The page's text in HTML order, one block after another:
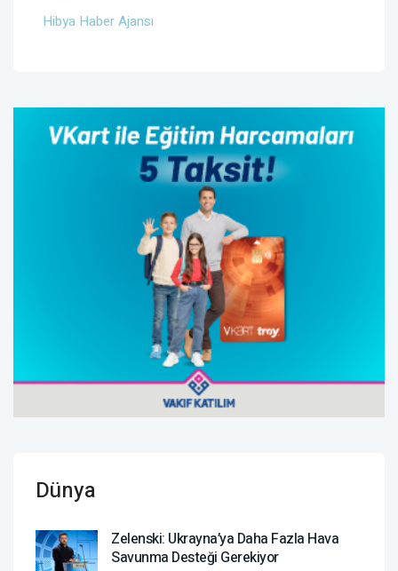
Hibya Haber Ajansı
Dünya
Zelenski: Ukrayna’ya Daha Fazla Hava
Savunma Desteği Gerekiyor